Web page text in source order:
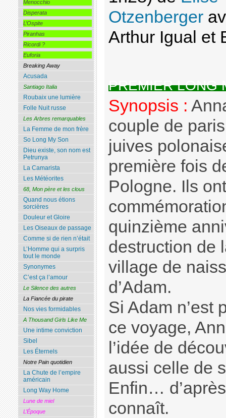
Otzenberger
Arthur Igual et
PREMIER LONG
Synopsis :
couple de
juives
première fois
Pologne. Ils
quinzième
destruction de
village de
d’Adam.
Si Adam n’est
ce voyage,
l’idée de
aussi celle de
Enfin…
connaît.
Menocchio
Disperata
L’Ospite
Piranhas
Ricordi ?
Euforia
Breaking Away
Acusada
Santiago Italia
Roubaix une lumière
Folle Nuit russe
Les Arbres remarquables
La Femme de mon frère
So Long My Son
Dieu existe, son nom est
Petrunya
La Camarista
Les Météorites
68, Mon père et les clous
Quand nous étions
sorcières
Douleur et Gloire
Les Oiseaux de passage
Comme si de rien n’était
L’Homme qui a surpris
tout le monde
Synonymes
C’est ça l’amour
Le Silence des autres
La Fiancée du pirate
Nos vies formidables
A Thousand Girls Like Me
Une intime conviction
Sibel
Les Éternels
Notre Pain quotidien
La Chute de l’empire
américain
Long Way Home
Lune de miel
L’Époque